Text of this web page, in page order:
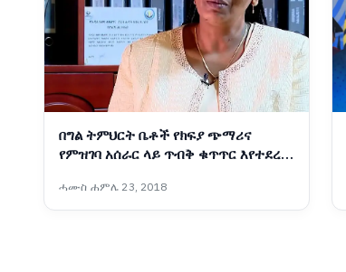
በግል ትምህርት ቤቶች የክፍያ ጭማሪና
የምዝገባ አሰራር ላይ ጥብቅ ቁጥጥር እየተደረገ
ቁጥጥር ባለስልጣን
ሓሙስ ሐምሌ 23, 2018